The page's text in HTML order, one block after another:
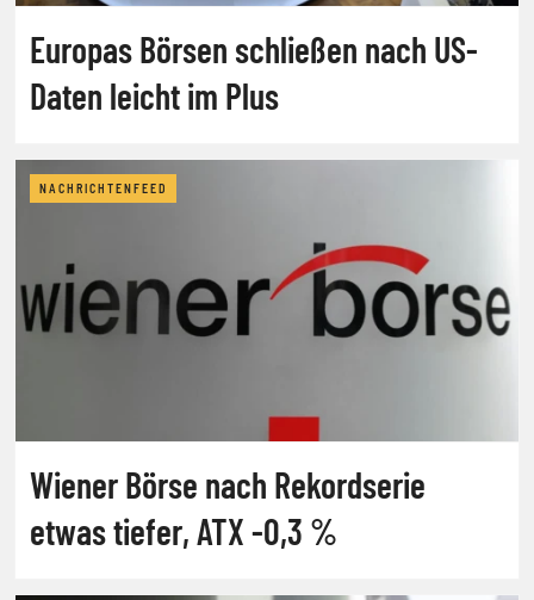
Europas Börsen schließen nach US-
Daten leicht im Plus
NACHRICHTENFEED
Wiener Börse nach Rekordserie
etwas tiefer, ATX -0,3 %